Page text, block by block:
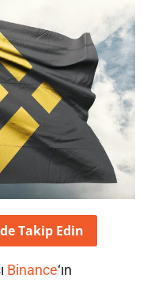
Takip Edin
Binance‘ın